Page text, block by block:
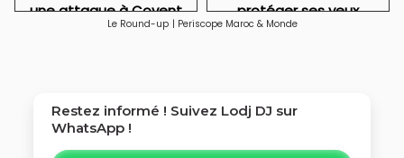
une attaque à Covent
Garden
protéger ses yeux
Le Round-up | Periscope Maroc & Monde
Restez informé ! Suivez Lodj DJ sur
WhatsApp !